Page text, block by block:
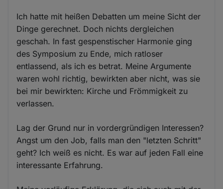
Ich hatte mit heißen Debatten um meine Sicht der
Dinge gerechnet. Doch nichts dergleichen
geschah. In fast gespenstischer Harmonie ging
des Symposium zu Ende, mich ratloser
entlassend, als ich es betrat. Meine Argumente
waren wohl richtig, bewirkten aber nicht, was sie
bei mir bewirkten: Kirche und Frömmigkeit zu
verlassen.
Lag der Grund nur in vordergründigen Interessen?
Angst um den Job, falls man den "letzten Schritt"
geht? Ich weiß es nicht. Es war auf jeden Fall eine
interessante Erfahrung.